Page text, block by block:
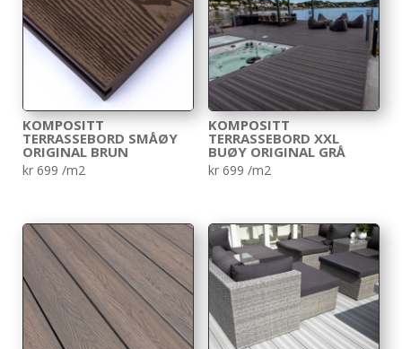
KOMPOSITT
TERRASSEBORD SMÅØY
ORIGINAL BRUN
kr 699 /m2
KOMPOSITT
TERRASSEBORD XXL
BUØY ORIGINAL GRÅ
kr699 /m2